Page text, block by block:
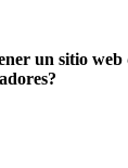
un sitio web